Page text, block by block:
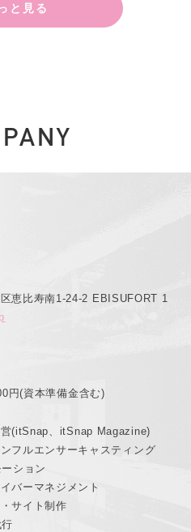
と見る
恵比寿南1-24-2 EBISUFORT 1
円(資本準備金含む)
営(itSnap、itSnap Magazine)
フルエンサーキャスティング
ション
バーマネジメント
サイト制作